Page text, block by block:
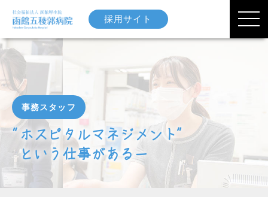
採用サイト
事務スタッフ
“ホスピタルマネジメント”
という仕事がある―